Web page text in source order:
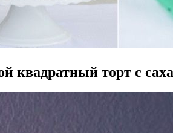
квадратный торт с